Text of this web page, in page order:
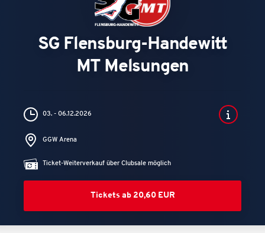
SG Flensburg-Handewitt
MT Melsungen
03. - 06.12.2026
GGW Arena
Ticket-Weiterverkauf über Clubsale möglich
Tickets ab 20,60 EUR